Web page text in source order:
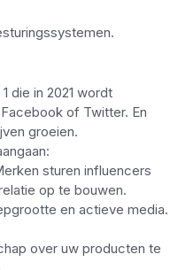
die in 2021 wordt
of Twitter. En
groeien.
sturen influencers
op te bouwen.
en actieve media.
over uw producten te